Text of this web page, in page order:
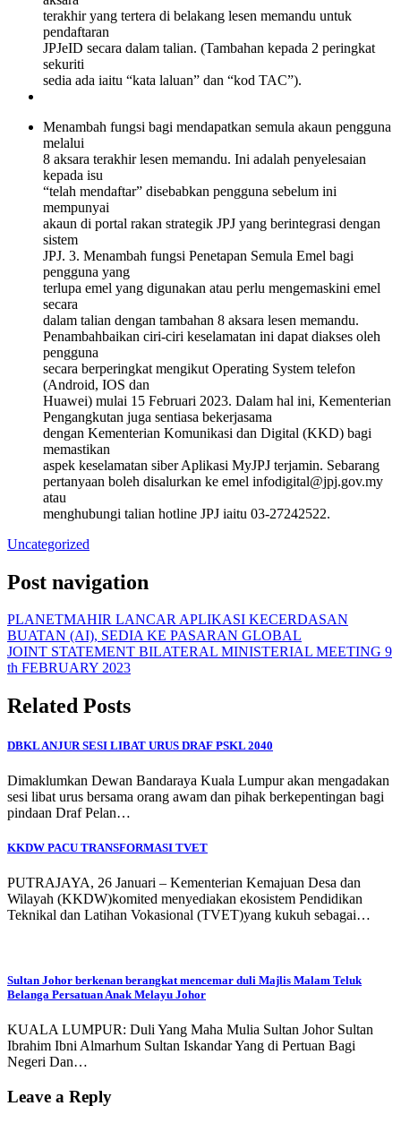
terakhir yang tertera di belakang lesen memandu untuk
pendaftaran
JPJeID secara dalam talian. (Tambahan kepada 2 peringkat
sekuriti
sedia ada iaitu “kata laluan” dan “kod TAC”).
Menambah fungsi bagi mendapatkan semula akaun pengguna
melalui
8 aksara terakhir lesen memandu. Ini adalah penyelesaian
kepada isu
“telah mendaftar” disebabkan pengguna sebelum ini
mempunyai
akaun di portal rakan strategik JPJ yang berintegrasi dengan
sistem
JPJ. 3. Menambah fungsi Penetapan Semula Emel bagi
pengguna yang
terlupa emel yang digunakan atau perlu mengemaskini emel
secara
dalam talian dengan tambahan 8 aksara lesen memandu.
Penambahbaikan ciri-ciri keselamatan ini dapat diakses oleh
pengguna
secara berperingkat mengikut Operating System telefon
(Android, IOS dan
Huawei) mulai 15 Februari 2023. Dalam hal ini, Kementerian
Pengangkutan juga sentiasa bekerjasama
dengan Kementerian Komunikasi dan Digital (KKD) bagi
memastikan
aspek keselamatan siber Aplikasi MyJPJ terjamin. Sebarang
pertanyaan boleh disalurkan ke emel infodigital@jpj.gov.my
atau
menghubungi talian hotline JPJ iaitu 03-27242522.
Uncategorized
Post navigation
PLANETMAHIR LANCAR APLIKASI KECERDASAN
BUATAN (AI), SEDIA KE PASARAN GLOBAL
JOINT STATEMENT BILATERAL MINISTERIAL MEETING 9
th FEBRUARY 2023
Related Posts
DBKL ANJUR SESI LIBAT URUS DRAF PSKL 2040
Dimaklumkan Dewan Bandaraya Kuala Lumpur akan mengadakan
sesi libat urus bersama orang awam dan pihak berkepentingan bagi
pindaan Draf Pelan…
KKDW PACU TRANSFORMASI TVET
PUTRAJAYA, 26 Januari – Kementerian Kemajuan Desa dan
Wilayah (KKDW)komited menyediakan ekosistem Pendidikan
Teknikal dan Latihan Vokasional (TVET)yang kukuh sebagai…
Sultan Johor berkenan berangkat mencemar duli Majlis Malam Teluk
Belanga Persatuan Anak Melayu Johor
KUALA LUMPUR: Duli Yang Maha Mulia Sultan Johor Sultan
Ibrahim Ibni Almarhum Sultan Iskandar Yang di Pertuan Bagi
Negeri Dan…
Leave a Reply